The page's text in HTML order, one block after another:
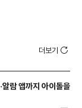
더보기
알람 앱까지 아이돌을